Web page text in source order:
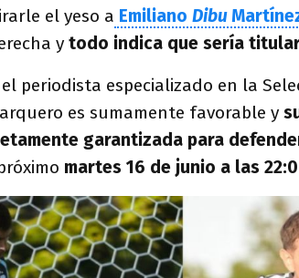
el yeso a Emiliano Dibu
y todo indica que sería
periodista especializado en la
es sumamente favorable y
garantizada para
martes 16 de junio a las